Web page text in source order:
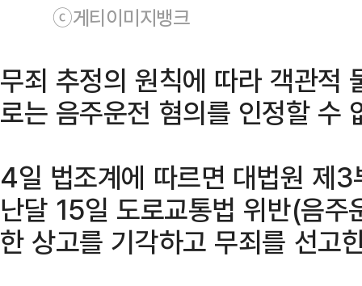
ⓒ게티이미지뱅크
무죄 추정의 원칙에 따라 객관적
로는 음주운전 혐의를 인정할 수
4일 법조계에 따르면 대법원 제
난달 15일 도로교통법 위반(음
한 상고를 기각하고 무죄를 선고